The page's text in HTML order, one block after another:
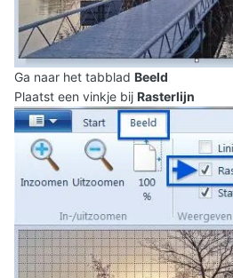
Ga naar het tabblad Beeld
Plaatst een vinkje bij Rasterlijn